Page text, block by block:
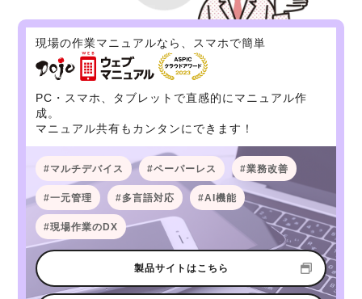
現場の作業マニュアルなら、スマホで簡単
PC・スマホ、タブレットで直感的にマニュアル作
成。
マニュアル共有もカンタンにできます！
マルチデバイス ペーパーレス 業務改善
一元管理 多言語対応 AI機能
現場作業のDX
製品サイトはこちら